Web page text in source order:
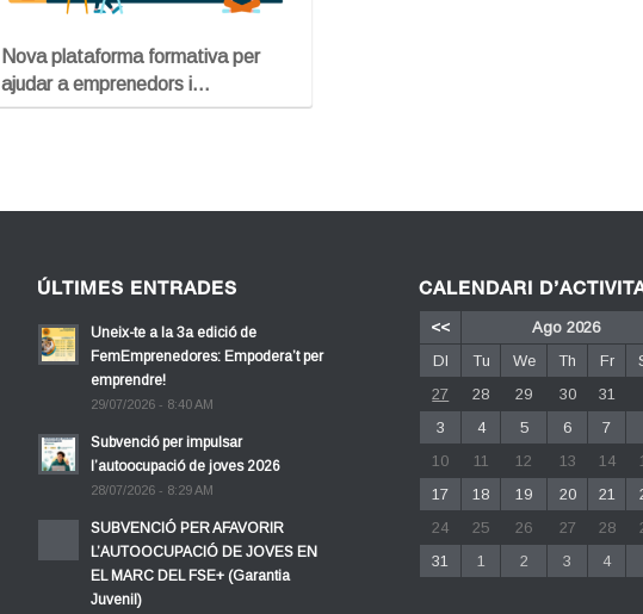
Nova plataforma formativa per
ajudar a emprenedors i…
ÚLTIMES ENTRADES
Uneix-te a la 3a edició de
FemEmprenedores: Empodera’t per
emprendre!
29/07/2026 - 8:40 AM
Subvenció per impulsar
l’autoocupació de joves 2026
28/07/2026 - 8:29 AM
SUBVENCIÓ PER AFAVORIR
L’AUTOOCUPACIÓ DE JOVES EN
EL MARC DEL FSE+ (Garantia
Juvenil)
CALENDARI
<<
Ago 2026
Dl
Tu We Th Fr
27
28 29 30
31
3
4 5 6
7
10
11 12 13 14
17
18 19 20 21
24
25 26 27 28
31
1 2 3 4